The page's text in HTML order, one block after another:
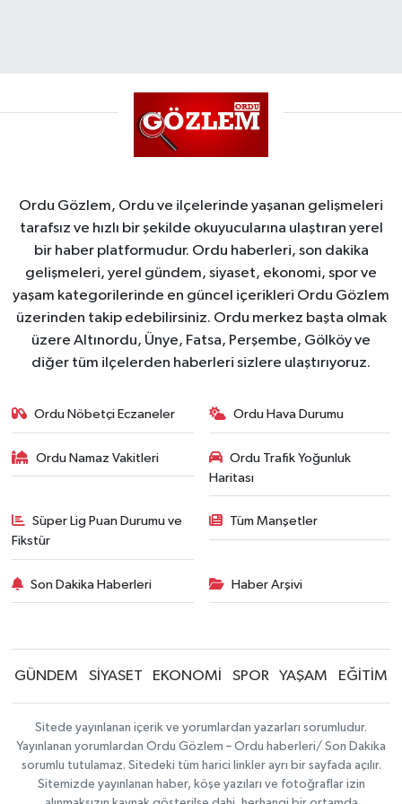
Ordu Gözlem, Ordu ve ilçelerinde yaşanan gelişmeleri
tarafsız ve hızlı bir şekilde okuyucularına ulaştıran yerel
bir haber platformudur. Ordu haberleri, son dakika
gelişmeleri, yerel gündem, siyaset, ekonomi, spor ve
yaşam kategorilerinde en güncel içerikleri Ordu Gözlem
üzerinden takip edebilirsiniz. Ordu merkez başta olmak
üzere Altınordu, Ünye, Fatsa, Perşembe, Gölköy ve
diğer tüm ilçelerden haberleri sizlere ulaştırıyoruz.
Ordu Nöbetçi Eczaneler Ordu Hava Durumu
Ordu Namaz Vakitleri
Ordu Trafik Yoğunluk
Haritası
Süper Lig Puan Durumu ve
Fikstür
Tüm Manşetler
Son Dakika Haberleri Haber Arşivi
GÜNDEM SİYASET EKONOMİ SPOR YAŞAM EĞİTİM
Sitede yayınlanan içerik ve yorumlardan yazarları sorumludur.
Yayınlanan yorumlardan Ordu Gözlem – Ordu haberleri/ Son Dakika
sorumlu tutulamaz. Sitedeki tüm harici linkler ayrı bir sayfada açılır.
Sitemizde yayınlanan haber, köşe yazıları ve fotoğraflar izin